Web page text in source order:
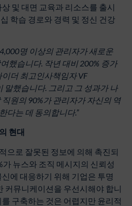
및 대면 교육과 리소스를 출시
학습 경로와 경력 및 정신 건강
명 이상의 관리자가 새로운
했습니다. 작년 대비200% 증가
이더 최고인사책임자VF
말했습니다. 그리고 그 성과가 나
직원의90%가 관리자가 자신의 역
다는 데 동의합니다.”
현대
으로 잘못된 정보에 의해 촉진되
가 뉴스와 조직 메시지의 신뢰성
에 대응하기 위해 기업은 투명
커뮤니케이션을 우선시해야 합니
구축하는 것은 어렵지만 윤리적